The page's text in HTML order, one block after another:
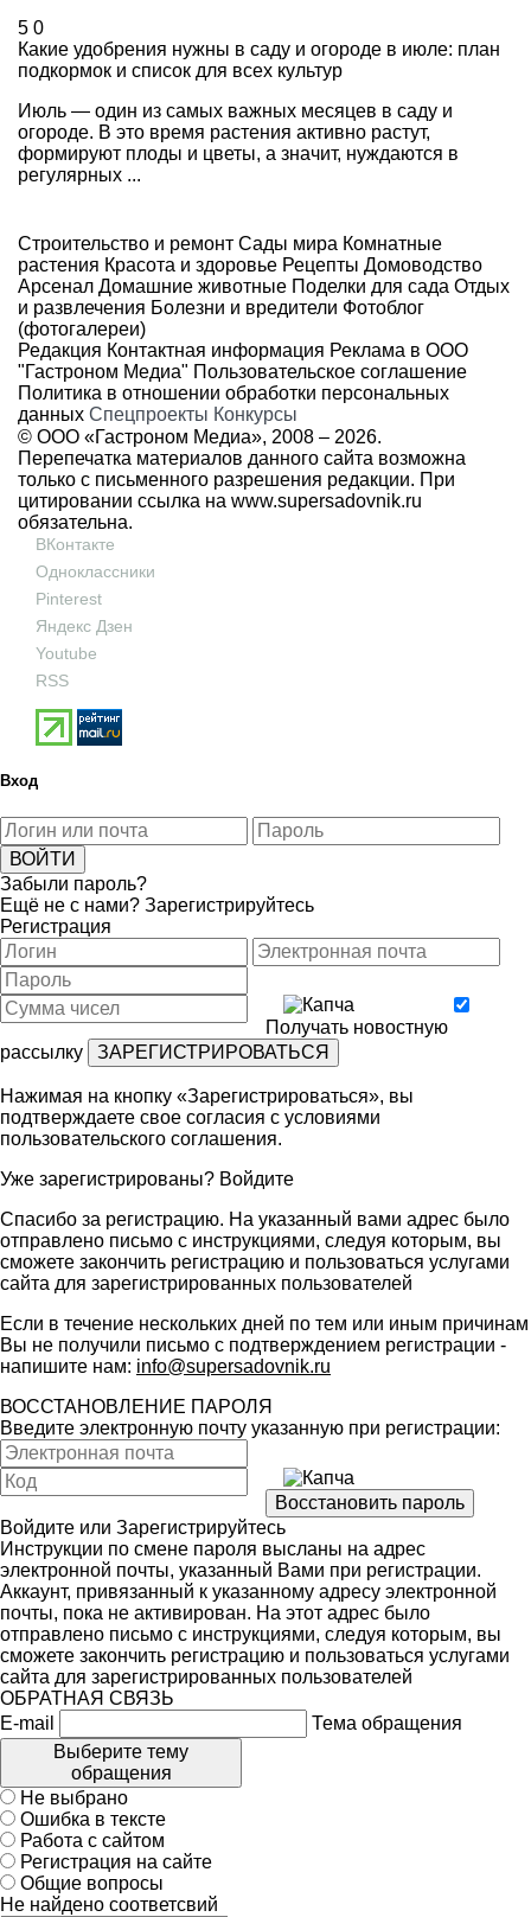
5 0
Какие удобрения нужны в саду и огороде в июле: план
подкормок и список для всех культур
Июль — один из самых важных месяцев в саду и
огороде. В это время растения активно растут,
формируют плоды и цветы, а значит, нуждаются в
регулярных ...
Строительство и ремонт Сады мира Комнатные
растения Красота и здоровье Рецепты Домоводство
Арсенал Домашние животные Поделки для сада Отдых
и развлечения Болезни и вредители Фотоблог
(фотогалереи)
Редакция Контактная информация Реклама в ООО
"Гастроном Медиа" Пользовательское соглашение
Политика в отношении обработки персональных
данных Спецпроекты Конкурсы
© ООО «Гастроном Медиа», 2008 – 2026.
Перепечатка материалов данного сайта возможна
только с письменного разрешения редакции. При
цитировании ссылка на www.supersadovnik.ru
обязательна.
ВКонтакте
Одноклассники
Pinterest
Яндекс Дзен
Youtube
RSS
Вход
Забыли пароль?
Ещё не с нами? Зарегистрируйтесь
Регистрация
Получать новостную
рассылку
Нажимая на кнопку «Зарегистрироваться», вы
подтверждаете свое согласия с условиями
пользовательского соглашения.
Уже зарегистрированы? Войдите
Спасибо за регистрацию. На указанный вами адрес было
отправлено письмо с инструкциями, следуя которым, вы
сможете закончить регистрацию и пользоваться услугами
сайта для зарегистрированных пользователей
Если в течение нескольких дней по тем или иным причинам
Вы не получили письмо с подтверждением регистрации -
напишите нам: info@supersadovnik.ru
ВОССТАНОВЛЕНИЕ ПАРОЛЯ
Введите электронную почту указанную при регистрации:
Войдите или Зарегистрируйтесь
Инструкции по смене пароля высланы на адрес
электронной почты, указанный Вами при регистрации.
Аккаунт, привязанный к указанному адресу электронной
почты, пока не активирован. На этот адрес было
отправлено письмо с инструкциями, следуя которым, вы
сможете закончить регистрацию и пользоваться услугами
сайта для зарегистрированных пользователей
ОБРАТНАЯ СВЯЗЬ
E-mail
Тема обращения
Выберите тему
обращения
Не выбрано
Ошибка в тексте
Работа с сайтом
Регистрация на сайте
Общие вопросы
Не найдено соответсвий